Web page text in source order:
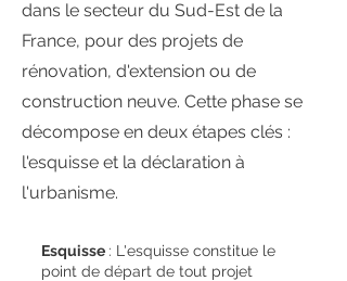
dans le secteur du Sud-Est de la
France, pour des projets de
rénovation, d'extension ou de
construction neuve. Cette phase se
décompose en deux étapes clés :
l'esquisse et la déclaration à
l'urbanisme.
Esquisse : L'esquisse constitue le
point de départ de tout projet